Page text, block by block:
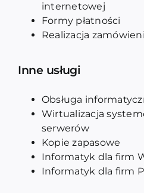
internetowej
Formy płatności
Realizacja
Inne usługi
Obsługa
Wirtualizacja
serwerów
Kopie zapasowe
Informatyk dla firm
Informatyk dla firm